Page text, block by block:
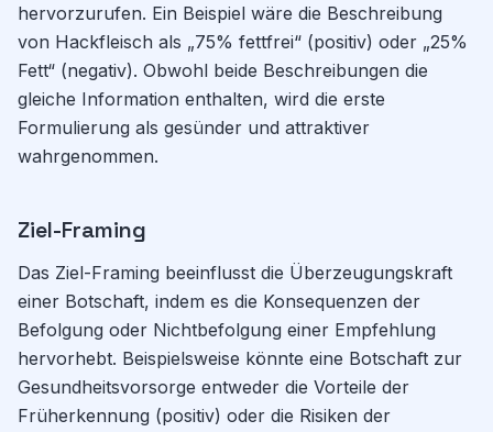
hervorzurufen. Ein Beispiel wäre die Beschreibung
von Hackfleisch als „75% fettfrei“ (positiv) oder „25%
Fett“ (negativ). Obwohl beide Beschreibungen die
gleiche Information enthalten, wird die erste
Formulierung als gesünder und attraktiver
wahrgenommen.
Ziel-Framing
Das Ziel-Framing beeinflusst die Überzeugungskraft
einer Botschaft, indem es die Konsequenzen der
Befolgung oder Nichtbefolgung einer Empfehlung
hervorhebt. Beispielsweise könnte eine Botschaft zur
Gesundheitsvorsorge entweder die Vorteile der
Früherkennung (positiv) oder die Risiken der